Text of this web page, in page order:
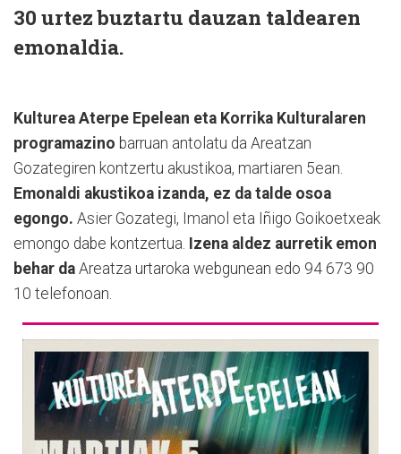
30 urtez buztartu dauzan taldearen
emonaldia.
Kulturea Aterpe Epelean eta Korrika Kulturalaren
programazino barruan antolatu da Areatzan
Gozategiren kontzertu akustikoa, martiaren 5ean.
Emonaldi akustikoa izanda, ez da talde osoa
egongo. Asier Gozategi, Imanol eta Iñigo Goikoetxeak
emongo dabe kontzertua. Izena aldez aurretik emon
behar da Areatza urtaroka webgunean edo 94 673 90
10 telefonoan.